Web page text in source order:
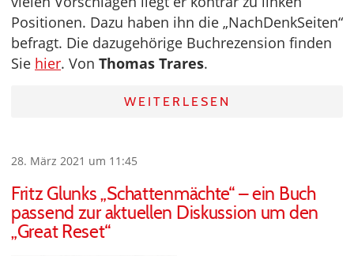
Positionen. Dazu haben ihn die „NachDenkSeiten“
befragt. Die dazugehörige Buchrezension finden
Sie hier. Von Thomas Trares.
WEITERLESEN
28. März 2021 um 11:45
Fritz Glunks „Schattenmächte“ – ein Buch
passend zur aktuellen Diskussion um den
„Great Reset“